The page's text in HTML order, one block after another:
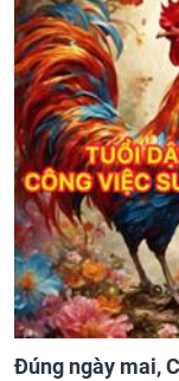
Đúng ngày mai,